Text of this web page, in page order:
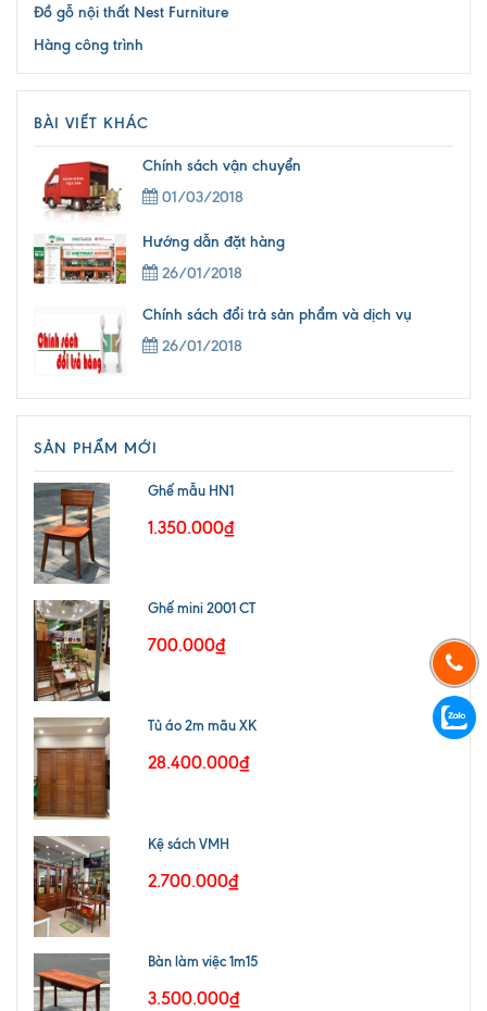
Đồ gỗ nội thất Nest Furniture
Hàng công trình
BÀI VIẾT KHÁC
Chính sách vận chuyển
01/03/2018
Hướng dẫn đặt hàng
26/01/2018
Chính sách đổi trả sản phẩm và dịch vụ
26/01/2018
SẢN PHẨM MỚI
Ghế mẫu HN1
1.350.000₫
Ghế mini 2001 CT
700.000₫
Tủ áo 2m mãu XK
28.400.000₫
Kệ sách VMH
2.700.000₫
Bàn làm việc 1m15
3.500.000₫